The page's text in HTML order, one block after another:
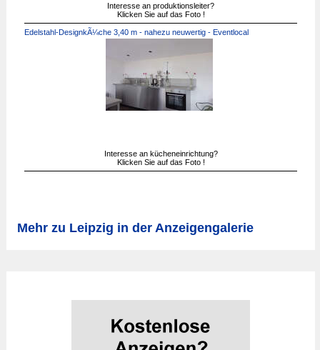
Interesse an produktionsleiter?
Klicken Sie auf das Foto !
Edelstahl-DesignkÃ¼che 3,40 m - nahezu neuwertig - Eventlocal
Interesse an kücheneinrichtung?
Klicken Sie auf das Foto !
Mehr zu Leipzig in der Anzeigengalerie